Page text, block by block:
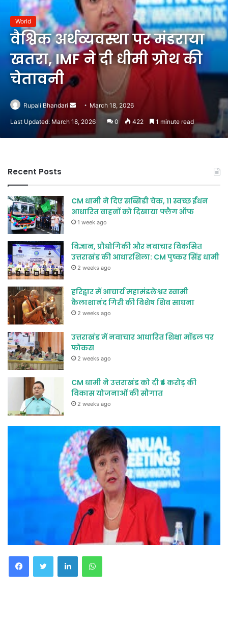
World
वैश्विक अर्थव्यवस्था पर मंडराया
खतरा, IMF ने दी धीमी ग्रोथ की
चेतावनी
Rupali Bhandari
Send March 18, 2026
Last Updated: March 18, 2026 0 422 1 minute read
FacebookTwitter LinkedInWhatsApp
Recent Posts
CM धामी ने दिए सब्सिडी चेक, 11 स्वच्छ ईंधन
आधारित वाहनों को दिखाया फ्लैग ऑफ
1 week ago
विज्ञान, प्रौद्योगिकी और नवाचार विकसित
उत्तराखंड की आधारशिला: CM पुष्कर सिंह धामी
2 weeks ago
हरिद्वार में आचार्य महामंडलेश्वर स्वामी
कैलाशानंद गिरी की विशेष शिव साधना
2 weeks ago
उत्तराखंड में नवाचार आधारित शिक्षा मॉडल पर
फोकस
2 weeks ago
CM धामी ने उत्तराखंड को दी ₹4 करोड़ की
विकास योजनाओं की सौगात
2 weeks ago